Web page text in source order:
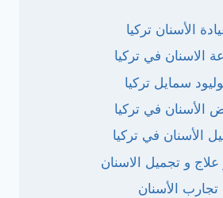
الأسنان تركيا
الاسنان في تركيا
سمايل تركيا
الأسنان في تركيا
الأسنان في تركيا
علاج و تجميل الاسنان
تجارب الأسنان